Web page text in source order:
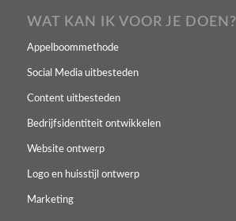
WAT KAN IK VOOR JE DOEN?
Appelboommethode
Social Media uitbesteden
Content uitbesteden
Bedrijfsidentiteit ontwikkelen
Website ontwerp
Logo en huisstijl ontwerp
Marketing